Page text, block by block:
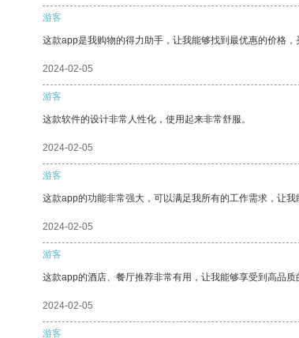
游客
这款app是我购物的得力助手，让我能够找到最优惠的价格，
2024-02-05
游客
这款软件的设计非常人性化，使用起来非常舒服。
2024-02-05
游客
这款app的功能非常强大，可以满足我所有的工作需求，让我
2024-02-05
游客
这款app的酒店、餐厅推荐非常有用，让我能够享受到高品质
2024-02-05
游客